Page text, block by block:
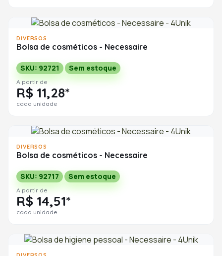
DIVERSOS
Bolsa de cosméticos - Necessaire
SKU: 92721 Sem estoque
A partir de
R$ 11,28*
cada unidade
DIVERSOS
Bolsa de cosméticos - Necessaire
SKU: 92717 Sem estoque
A partir de
R$ 14,51*
cada unidade